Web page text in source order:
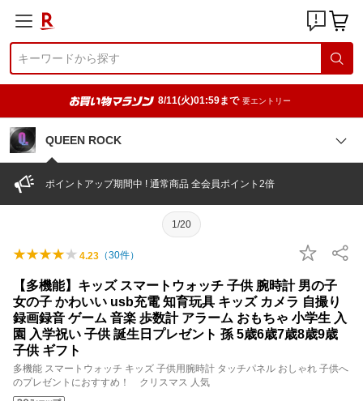
8/11(火)01:59まで 要エントリー
QUEEN ROCK
ポイントアップ期間中 ! 通常商品 全会員ポイント2倍
1/20
4.23 （30件）
【多機能】キッズ スマートウォッチ 子供 腕時計 男の子
女の子 かわいい usb充電 知育玩具 キッズ カメラ 自撮り
録画録音 ゲーム 音楽 歩数計 アラーム おもちゃ 小学生 入
園 入学祝い 子供 誕生日プレゼント 孫 5歳6歳7歳8歳9歳
子供 ギフト
多機能 スマートウォッチ キッズ 子供用腕時計 タッチパネル おしゃれ 子供へ
のプレゼントにおすすめ！ クリスマス 人気